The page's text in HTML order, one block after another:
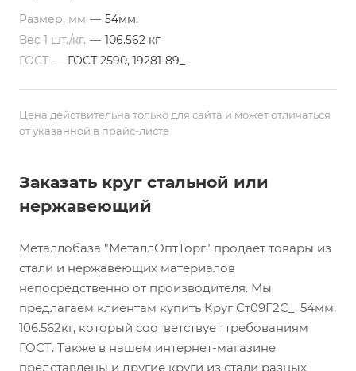
Размер, мм — 54мм.
Вес 1 шт./кг. — 106.562 кг
ГОСТ — ГОСТ 2590, 19281-89_
Цена действительна только для сайта и может отличаться
от указанной в прайс-листе
Заказать круг стальной или
нержавеющий
Металлобаза "МеталлОптТорг" продает товары из
стали и нержавеющих материалов
непосредственно от производителя. Мы
предлагаем клиентам купить Круг Ст09Г2С_, 54мм,
106.562кг, который соответствует требованиям
ГОСТ. Также в нашем интернет-магазине
представлены и другие круги из стали разных